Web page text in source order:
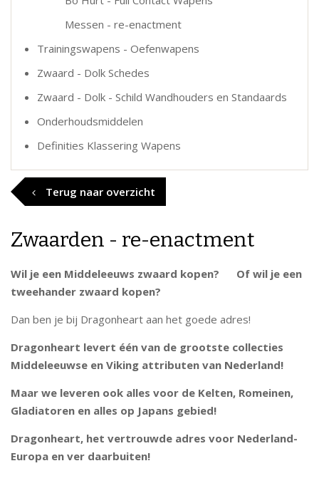
Messen - re-enactment
Trainingswapens - Oefenwapens
Zwaard - Dolk Schedes
Zwaard - Dolk - Schild Wandhouders en Standaards
Onderhoudsmiddelen
Definities Klassering Wapens
Terug naar overzicht
Zwaarden - re-enactment
Wil je een Middeleeuws zwaard kopen? Of wil je een
tweehander zwaard kopen?
Dan ben je bij Dragonheart aan het goede adres!
Dragonheart levert één van de grootste collecties
Middeleeuwse en Viking attributen van Nederland!
Maar we leveren ook alles voor de Kelten, Romeinen,
Gladiatoren en alles op Japans gebied!
Dragonheart, het vertrouwde adres voor Nederland-
Europa en ver daarbuiten!